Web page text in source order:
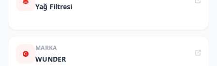
Yağ Filtresi
MARKA
WUNDER